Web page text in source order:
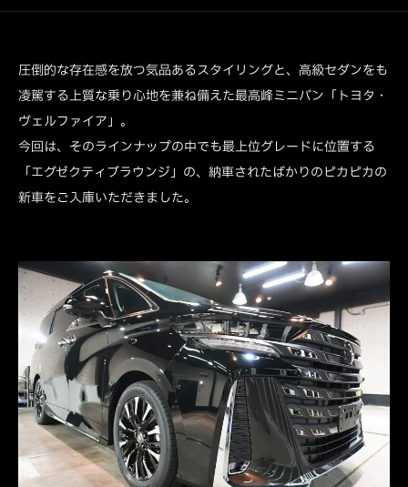
圧倒的な存在感を放つ気品あるスタイリングと、高級セダンをも
凌駕する上質な乗り心地を兼ね備えた最高峰ミニバン「トヨタ・
ヴェルファイア」。
今回は、そのラインナップの中でも最上位グレードに位置する
「エグゼクティブラウンジ」の、納車されたばかりのピカピカの
新車をご入庫いただきました。